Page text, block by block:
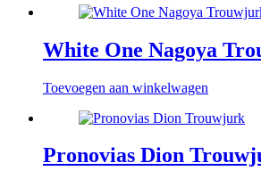
White One Nagoya
Toevoegen aan winkelwagen
Pronovias Dion